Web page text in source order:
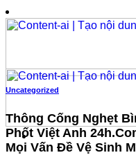
đến
Uncategorized
Thông Cống Nghẹt
Phốt Việt Anh
Mọi Vấn Đề Vệ Sinh